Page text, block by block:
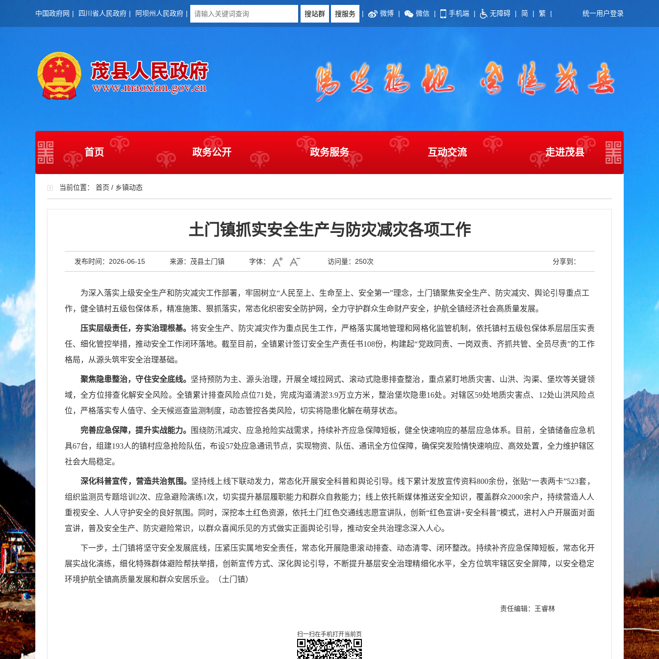
中国政府网 | 四川省人民政府 | 阿坝州人民政府 | | 微博 | 微信 | 手机端 | 无障碍 | 简 | 繁 | 统一用户登录
首页 政务公开 政务服务 互动交流 走进茂县
当前位置： 首页 / 乡镇动态
土门镇抓实安全生产与防灾减灾各项工作
发布时间：2026-06-15 来源：茂县土门镇 字体： 访问量： 250次 分享到：
为深入落实上级安全生产和防灾减灾工作部署，牢固树立“人民至上、生命至上、安全第一”理念，土门镇聚焦安全生产、防灾减灾、舆论引导重点工
作，健全镇村五级包保体系，精准施策、狠抓落实，常态化织密安全防护网，全力守护群众生命财产安全，护航全镇经济社会高质量发展。
压实层级责任，夯实治理根基。将安全生产、防灾减灾作为重点民生工作，严格落实属地管理和网格化监管机制，依托镇村五级包保体系层层压实责
任、细化管控举措，推动安全工作闭环落地。截至目前，全镇累计签订安全生产责任书108份，构建起“党政同责、一岗双责、齐抓共管、全员尽责”的工作
格局，从源头筑牢安全治理基础。
聚焦隐患整治，守住安全底线。 坚持预防为主、源头治理，开展全域拉网式、滚动式隐患排查整治，重点紧盯地质灾害、山洪、沟渠、堡坎等关键领
域，全方位排查化解安全风险。全镇累计排查风险点位71处，完成沟道清淤3.9万立方米，整治堡坎隐患16处。对辖区59处地质灾害点、12处山洪风险点
位，严格落实专人值守、全天候巡查监测制度，动态管控各类风险，切实将隐患化解在萌芽状态。
完善应急保障，提升实战能力。
围绕防汛减灾、应急抢险实战需求，持续补齐应急保障短板，健全快速响应的基层应急体系。目前，全镇储备应急机
具67台，组建193人的镇村应急抢险队伍，布设57处应急通讯节点，实现物资、队伍、通讯全方位保障，确保突发险情快速响应、高效处置，全力维护辖区
社会大局稳定。
深化科普宣传，营造共治氛围。 坚持线上线下联动发力，常态化开展安全科普和舆论引导。线下累计发放宣传资料800余份，张贴“一表两卡”523套，
组织监测员专题培训2次、应急避险演练1次，切实提升基层履职能力和群众自救能力；线上依托新媒体推送安全知识，覆盖群众2000余户，持续营造人人
重视安全、人人守护安全的良好氛围。同时，深挖本土红色资源，依托土门红色交通线志愿宣讲队，创新“红色宣讲+安全科普”模式，进村入户开展面对面
宣讲，普及安全生产、防灾避险常识，以群众喜闻乐见的方式做实正面舆论引导，推动安全共治理念深入人心。
下一步，土门镇将坚守安全发展底线，压紧压实属地安全责任，常态化开展隐患滚动排查、动态清零、闭环整改。持续补齐应急保障短板，常态化开
展实战化演练，细化特殊群体避险帮扶举措，创新宣传方式、深化舆论引导，不断提升基层安全治理精细化水平，全方位筑牢辖区安全屏障，以安全稳定
环境护航全镇高质量发展和群众安居乐业。
（土门镇）
责任编辑：王睿林
扫一扫在手机打开当前页